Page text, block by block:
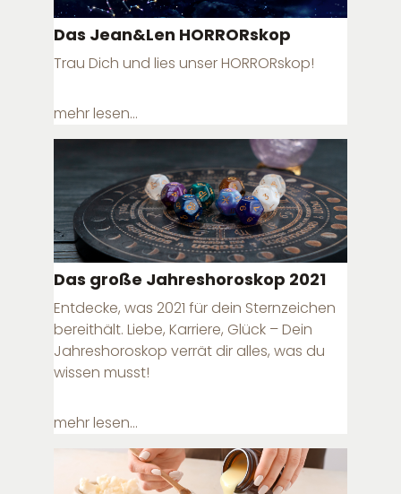
Das Jean&Len HORRORskop
Trau Dich und lies unser HORRORskop!
mehr lesen...
Das große Jahreshoroskop 2021
Entdecke, was 2021 für dein Sternzeichen
bereithält. Liebe, Karriere, Glück – Dein
Jahreshoroskop verrät dir alles, was du
wissen musst!
mehr lesen...